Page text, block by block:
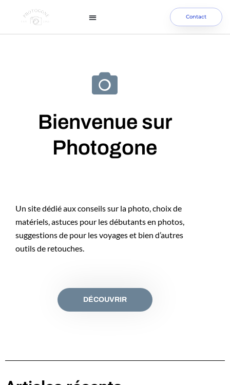
Contact
Bienvenue sur
Photogone
Un site dédié aux conseils sur la photo, choix de
matériels, astuces pour les débutants en photos,
suggestions de pour les voyages et bien d’autres
outils de retouches.
DÉCOUVRIR